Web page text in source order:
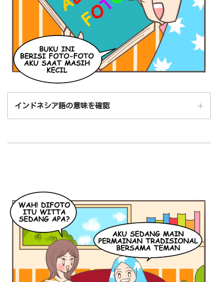
インドネシア語の意味を確認
akhirnya（結局、やっと～）
aku（私）